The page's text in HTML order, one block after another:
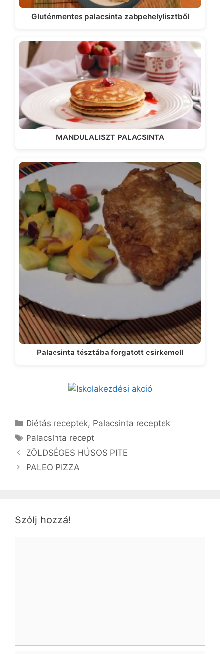
Gluténmentes palacsinta zabpehelylisztből
MANDULALISZT PALACSINTA
Palacsinta tésztába forgatott csirkemell
Kategória
Diétás receptek, Palacsinta receptek
Címkék
Palacsinta recept
ZÖLDSÉGES HÚSOS PITE
PALEO PIZZA
Szólj hozzá!